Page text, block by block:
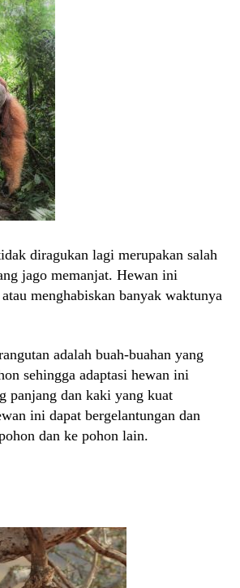
diragukan lagi merupakan salah
jago memanjat. Hewan ini
menghabiskan banyak waktunya
adalah buah-buahan yang
sehingga adaptasi hewan ini
panjang dan kaki yang kuat
ini dapat bergelantungan dan
dan ke pohon lain.